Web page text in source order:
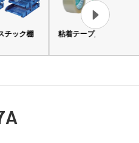
粘着テープ, カート